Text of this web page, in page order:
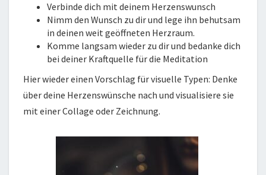
Verbinde dich mit deinem Herzenswunsch
Nimm den Wunsch zu dir und lege ihn behutsam
in deinen weit geöffneten Herzraum.
Komme langsam wieder zu dir und bedanke dich
bei deiner Kraftquelle für die Meditation
Hier wieder einen Vorschlag für visuelle Typen: Denke
über deine Herzenswünsche nach und visualisiere sie
mit einer Collage oder Zeichnung.